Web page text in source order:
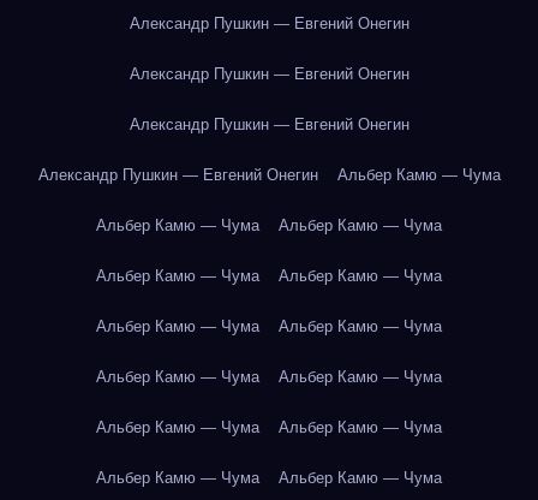
Александр Пушкин — Евгений Онегин
Александр Пушкин — Евгений Онегин
Александр Пушкин — Евгений Онегин
Александр Пушкин — Евгений Онегин Альбер Камю — Чума
Альбер Камю — Чума Альбер Камю — Чума
Альбер Камю — Чума Альбер Камю — Чума
Альбер Камю — Чума Альбер Камю — Чума
Альбер Камю — Чума Альбер Камю — Чума
Альбер Камю — Чума Альбер Камю — Чума
Альбер Камю — Чума Альбер Камю — Чума